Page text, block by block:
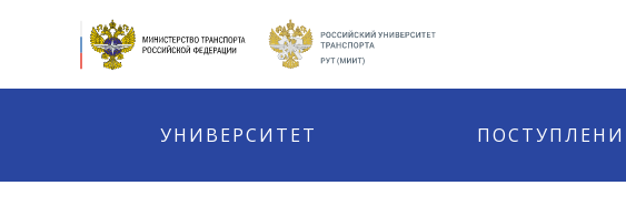
УНИВЕРСИТЕТ